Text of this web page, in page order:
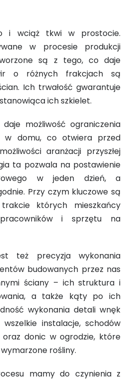
i wciąż tkwi w prostocie.
w procesie produkcji
są z tego, co daje
o różnych frakcjach są
Ich trwałość gwarantuje
ich szkielet.
możliwość ograniczenia
w domu, co otwiera przed
aranżacji przyszłej
ta pozwala na postawienie
w jeden dzień, a
Przy czym kluczowe są
których mieszkańcy
i sprzętu na
też precyzja wykonania
budowanych przez nas
ściany – ich struktura i
a także kąty po ich
wykonania detali wnęk
instalacje, schodów
oraz donic w ogrodzie, które
rośliny.
mamy do czynienia z